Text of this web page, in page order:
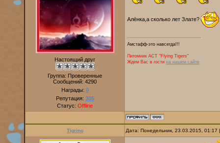
Настоящий друг
Группа: Проверенные
Сообщений: 4290
Награды: 0
Репутация: 305
Статус: Offline
Алёнка,а сколько лет Злате?
Амстафф-это навсегда!!!
Питомник AСТ "Flying Tigers"
Ждем Вас в гости на нашем сайте
Tigrino Дата: Понедельник, 23.03.2015,